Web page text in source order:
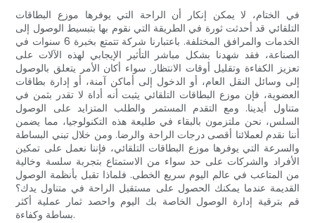
في الختام، لا يمكن إنكار أن الراحة التي يوفرها موزع البطاقات
التلقائي قد أحدثت ثورة في الطريقة التي نقوم بها بتبسيط الوصول إلى
الخدمات والمرافق المختلفة. باعتبارنا شركة تتمتع بخبرة 6 سنوات في
الصناعة، فقد شهدنا بشكل مباشر التأثير الإيجابي لهذه الآلات على
تعزيز الكفاءة وتقليل أوقات الانتظار. سواء أكان الأمر يتعلق بالوصول
إلى وسائل النقل العام، أو الدخول إلى أماكن آمنة، أو إدارة بطاقات
العضوية، فإن موزع البطاقات التلقائي يثبت أنه أداة لا تقدر بثمن في
متناول أيدينا. ومع التقدم المستمر والطلب المتزايد على الوصول
السلس، نحن ملتزمون بالبقاء في طليعة هذه التكنولوجيا، مما يضمن
أننا نقدم لعملائنا أقصى درجات الراحة والرضا. ومن خلال تبني البساطة
والسرعة التي يوفرها موزع البطاقات التلقائي، فإننا نعمل على تمكين
الأفراد والشركات على حد سواء من الاستمتاع بتجربة سلسة وخالية
من المتاعب في عالم اليوم سريع الخطى. فلماذا تقبل بأنظمة الوصول
القديمة عندما يمكنك الحصول على مستقبل الراحة في متناول يدك؟
قم بترقية إدارة الوصول الخاصة بك اليوم واحصد ثمار عملية أكثر
بساطة وكفاءة.